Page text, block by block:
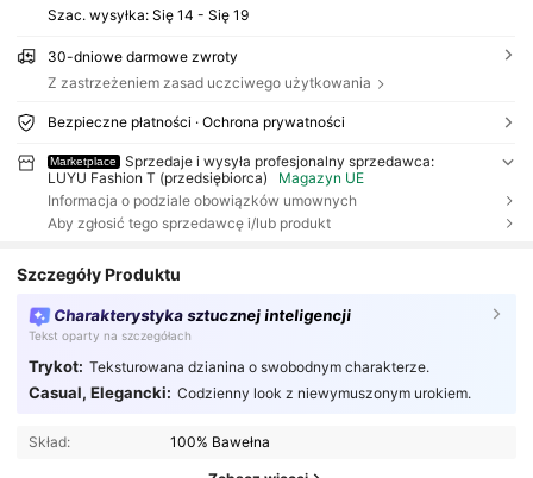
Szac. wysyłka: Się 14 - Się 19
30-dniowe darmowe zwroty
Z zastrzeżeniem zasad uczciwego użytkowania
Bezpieczne płatności · Ochrona prywatności
Marketplace
Sprzedaje i wysyła profesjonalny sprzedawca:
LUYU Fashion T (przedsiębiorca)
Magazyn UE
Informacja o podziale obowiązków umownych
Aby zgłosić tego sprzedawcę i/lub produkt
Szczegóły Produktu
Charakterystyka sztucznej inteligencji
Tekst oparty na szczegółach
Trykot: Teksturowana dzianina o swobodnym charakterze.
Casual, Elegancki: Codzienny look z niewymuszonym urokiem.
Skład: 100% Bawełna